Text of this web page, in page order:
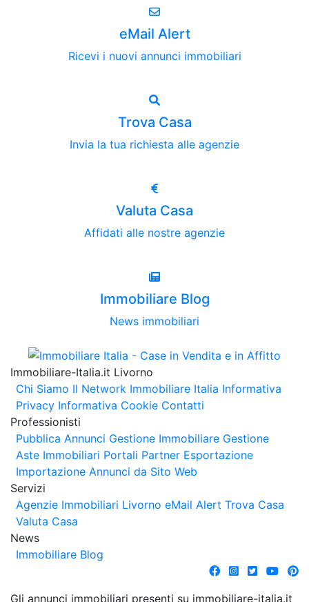
eMail Alert
Ricevi i nuovi annunci immobiliari
Trova Casa
Invia la tua richiesta alle agenzie
Valuta Casa
Affidati alle nostre agenzie
Immobiliare Blog
News immobiliari
Immobiliare-Italia.it Livorno
Chi Siamo Il Network Immobiliare Italia Informativa
Privacy Informativa Cookie Contatti
Professionisti
Pubblica Annunci Gestione Immobiliare Gestione
Aste Immobiliari Portali Partner Esportazione
Importazione Annunci da Sito Web
Servizi
Agenzie Immobiliari Livorno eMail Alert Trova Casa
Valuta Casa
News
Immobiliare Blog
Gli annunci immobiliari presenti su immobiliare-italia.it